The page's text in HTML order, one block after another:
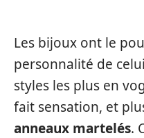
Les bijoux ont le
personnalité de
styles les plus en
fait sensation, et
anneaux martelés.